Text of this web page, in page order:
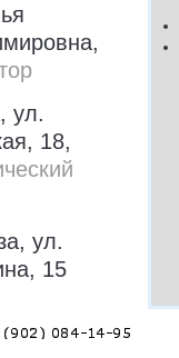
ул.
18,
ул.
15